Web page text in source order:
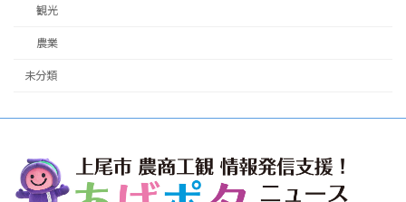
観光
農業
未分類